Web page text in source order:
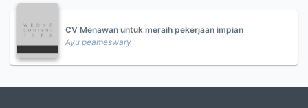
CV Menawan untuk meraih pekerjaan impian
Ayu peameswary